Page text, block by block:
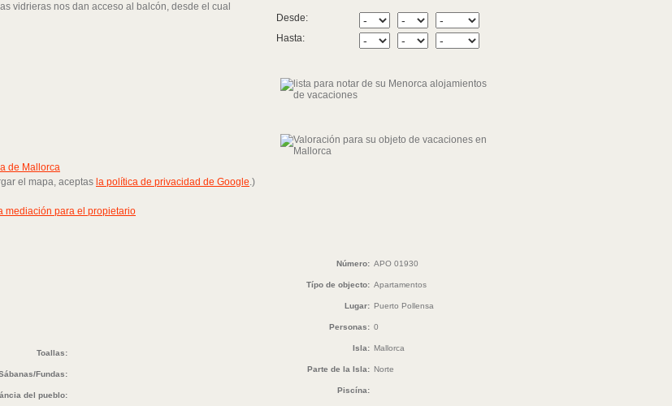
vidrieras nos dan acceso al balcón, desde el cual
de Mallorca
el mapa, aceptas la política de privacidad de Google.)
mediación para el propietario
Toallas:
Fundas:
del pueblo:
Desde:
Hasta:
Número: APO 01930
Típo de objecto: Apartamentos
Lugar: Puerto Pollensa
Personas: 0
Isla: Mallorca
Parte de la Isla: Norte
Piscína: